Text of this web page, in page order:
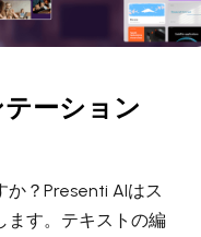
ーション
？Presenti AIはス
ます。テキストの編